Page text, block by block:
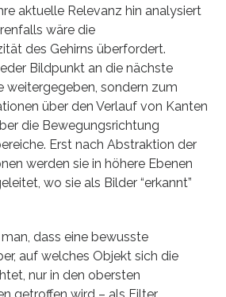
aktuelle Relevanz hin analysiert
wäre die
des Gehirns überfordert.
Bildpunkt an die nächste
weitergegeben, sondern zum
über den Verlauf von Kanten
die Bewegungsrichtung
Erst nach Abstraktion der
werden sie in höhere Ebenen
wo sie als Bilder “erkannt”
dass eine bewusste
auf welches Objekt sich die
nur in den obersten
getroffen wird – als Filter